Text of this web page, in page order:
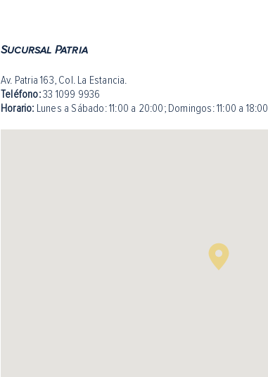
Sucursal Patria
Av. Patria 163, Col. La Estancia.
Teléfono:33 1099 9936
Horario: Lunes a Sábado: 11:00 a 20:00; Domingos: 11:00 a 18:00